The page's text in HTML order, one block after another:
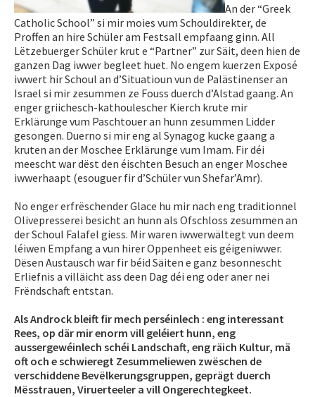
An der “Greek
Catholic School” si mir moies vum Schouldirekter, de
Proffen an hire Schüler am Festsall empfaang ginn. All
Lëtzebuerger Schüler krut e “Partner” zur Säit, deen hien de
ganzen Dag iwwer begleet huet. No engem kuerzen Exposé
iwwert hir Schoul an d’Situatioun vun de Palästinenser an
Israel si mir zesummen ze Fouss duerch d’Alstad gaang. An
enger griichesch-kathoulescher Kierch krute mir
Erklärunge vum Paschtouer an hunn zesummen Lidder
gesongen. Duerno si mir eng al Synagog kucke gaang a
kruten an der Moschee Erklärunge vum Imam. Fir déi
meescht war dëst den éischten Besuch an enger Moschee
iwwerhaapt (esouguer fir d’Schüler vun Shefar’Amr).
No enger erfrëschender Glace hu mir nach eng traditionnel
Olivepresserei besicht an hunn als Ofschloss zesummen an
der Schoul Falafel giess. Mir waren iwwerwältegt vun deem
léiwen Empfang a vun hirer Oppenheet eis géigeniwwer.
Dësen Austausch war fir béid Säiten e ganz besonnescht
Erliefnis a villäicht ass deen Dag déi eng oder aner nei
Frëndschaft entstan.
Als Androck bleift fir mech perséinlech : eng interessant
Rees, op där mir enorm vill geléiert hunn, eng
aussergewéinlech schéi Landschaft, eng räich Kultur, mä
oft och e schwieregt Zesummeliewen zwëschen de
verschiddene Bevëlkerungsgruppen, geprägt duerch
Mësstrauen, Viruerteeler a vill Ongerechtegkeet.